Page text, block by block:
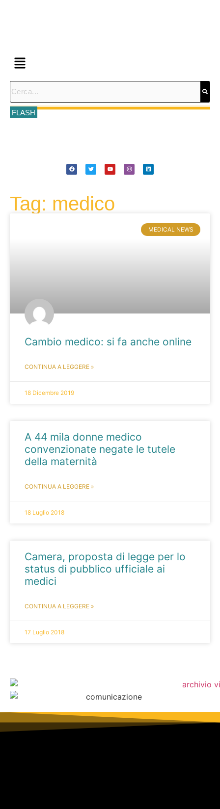
FLASH
Tag: medico
MEDICAL NEWS
Cambio medico: si fa anche online
CONTINUA A LEGGERE »
18 Dicembre 2019
A 44 mila donne medico
convenzionate negate le tutele
della maternità
CONTINUA A LEGGERE »
18 Luglio 2018
Camera, proposta di legge per lo
status di pubblico ufficiale ai
medici
CONTINUA A LEGGERE »
17 Luglio 2018